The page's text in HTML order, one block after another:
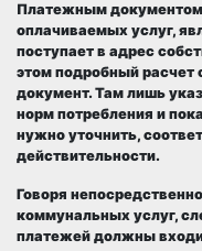
Платежным
оплачиваемых услуг,
поступает в адрес
этом подробный
документ. Там лишь
норм потребления и
нужно уточнить,
действительности.
Говоря
коммунальных услуг,
платежей должны